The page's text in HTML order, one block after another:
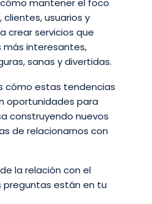
mantener el foco
clientes, usuarios y
crear servicios que
más interesantes,
sanas y divertidas.
cómo estas tendencias
oportunidades para
construyendo nuevos
de relacionarnos con
la relación con el
están en tu